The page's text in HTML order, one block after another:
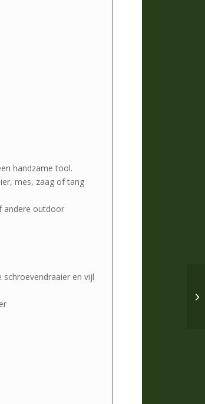
handzame tool.
mes, zaag of tang
andere outdoor
en vijl